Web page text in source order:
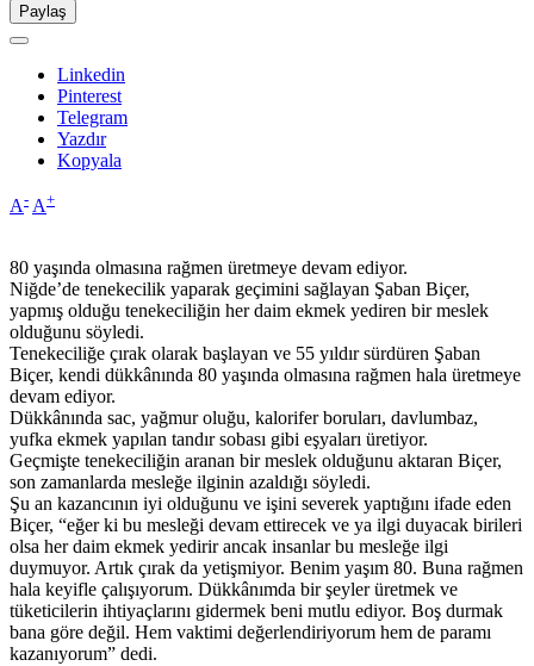
Paylaş
Linkedin
Pinterest
Telegram
Yazdır
Kopyala
A- A+
80 yaşında olmasına rağmen üretmeye devam ediyor.
Niğde’de tenekecilik yaparak geçimini sağlayan Şaban Biçer,
yapmış olduğu tenekeciliğin her daim ekmek yediren bir meslek
olduğunu söyledi.
Tenekeciliğe çırak olarak başlayan ve 55 yıldır sürdüren Şaban
Biçer, kendi dükkânında 80 yaşında olmasına rağmen hala üretmeye
devam ediyor.
Dükkânında sac, yağmur oluğu, kalorifer boruları, davlumbaz,
yufka ekmek yapılan tandır sobası gibi eşyaları üretiyor.
Geçmişte tenekeciliğin aranan bir meslek olduğunu aktaran Biçer,
son zamanlarda mesleğe ilginin azaldığı söyledi.
Şu an kazancının iyi olduğunu ve işini severek yaptığını ifade eden
Biçer, “eğer ki bu mesleği devam ettirecek ve ya ilgi duyacak birileri
olsa her daim ekmek yedirir ancak insanlar bu mesleğe ilgi
duymuyor. Artık çırak da yetişmiyor. Benim yaşım 80. Buna rağmen
hala keyifle çalışıyorum. Dükkânımda bir şeyler üretmek ve
tüketicilerin ihtiyaçlarını gidermek beni mutlu ediyor. Boş durmak
bana göre değil. Hem vaktimi değerlendiriyorum hem de paramı
kazanıyorum” dedi.